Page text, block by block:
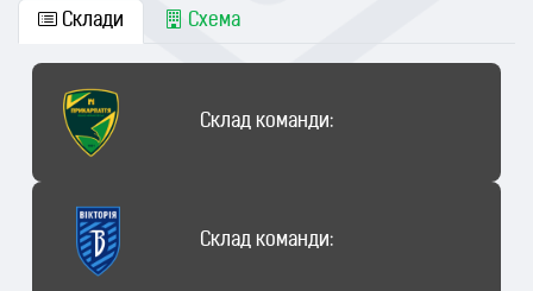
Склади Схема
Склад команди:
Склад команди: